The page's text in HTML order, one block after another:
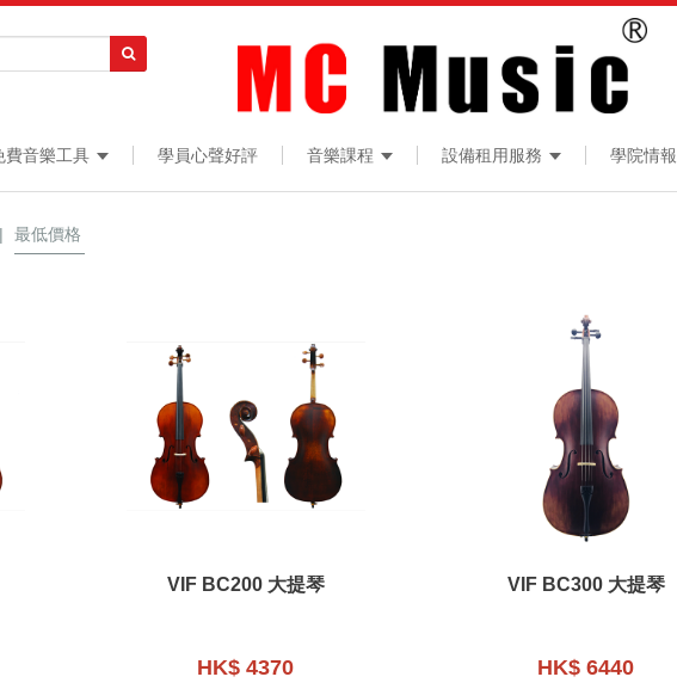
費音樂工具 學員心聲好評 音樂課程 設備租用服務 學院情報
| 最低價格
VIF BC200 大提琴
HK$ 4370
VIF BC300 大提琴
HK$ 6440